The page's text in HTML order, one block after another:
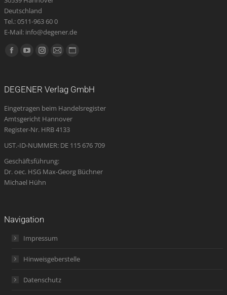
Deutschland
Tel.: 0511-963 60 0
E-Mail: info@degener.de
Finden Sie uns auf:
Facebook
new
window
YouTube
new
window
Instagram
new
window
E-
opens
in
new
Website
new
DEGENER Verlag GmbH
Eingetragen beim Handelsregister
Amtsgericht Hannover
Register-Nr. HRB 4133
UST.-ID-NUMMER: DE 115 676 709
Geschäftsführung:
Dr. oec. HSG Max-Georg Büchner
Michael Hühn
Navigation
Impressum
Hinweisgeberstelle
Datenschutz